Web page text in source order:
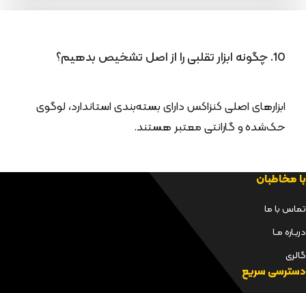
10. چگونه ابزار تقلبی را از اصل تشخیص بدهیم؟
ابزارهای اصلی کنزاکس دارای بسته‌بندی استاندارد، لوگوی
حک‌شده و گارانتی معتبر هستند.
با مخاطبان
تماس با ما
دربـاره مـا
گالری
دسترسی سریع